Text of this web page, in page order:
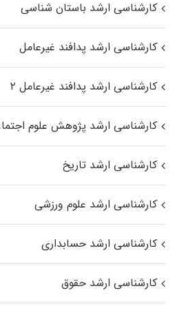
کارشناسی ارشد باستان شناسی
کارشناسی ارشد پدافند غیرعامل
کارشناسی ارشد پدافند غیرعامل ۲
کارشناسی ارشد پژوهش علوم
کارشناسی ارشد تاریخ
کارشناسی ارشد علوم ورزشی
کارشناسی ارشد حسابداری
کارشناسی ارشد حقوق